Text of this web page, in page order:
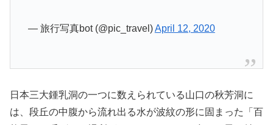
— 旅行写真bot (@pic_travel)April 12, 2020
日本三大鍾乳洞の一つに数えられている山口の秋芳洞に
は、段丘の中腹から流れ出る水が波紋の形に固まった「百